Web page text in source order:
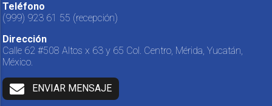
Teléfono
(999) 923 61 55 (recepción)
Dirección
Calle 62 #508 Altos x 63 y 65 Col. Centro, Mérida, Yucatán,
México.
ENVIAR MENSAJE